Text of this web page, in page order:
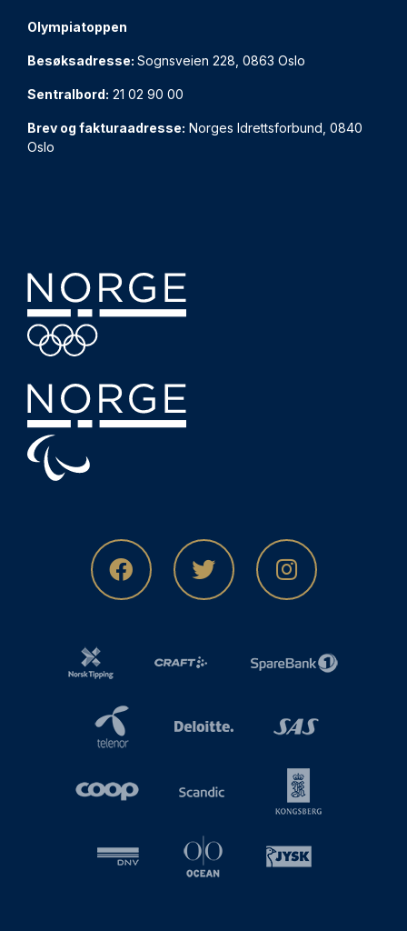
Olympiatoppen
Besøksadresse: Sognsveien 228, 0863 Oslo
Sentralbord: 21 02 90 00
Brev og fakturaadresse: Norges Idrettsforbund, 0840
Oslo